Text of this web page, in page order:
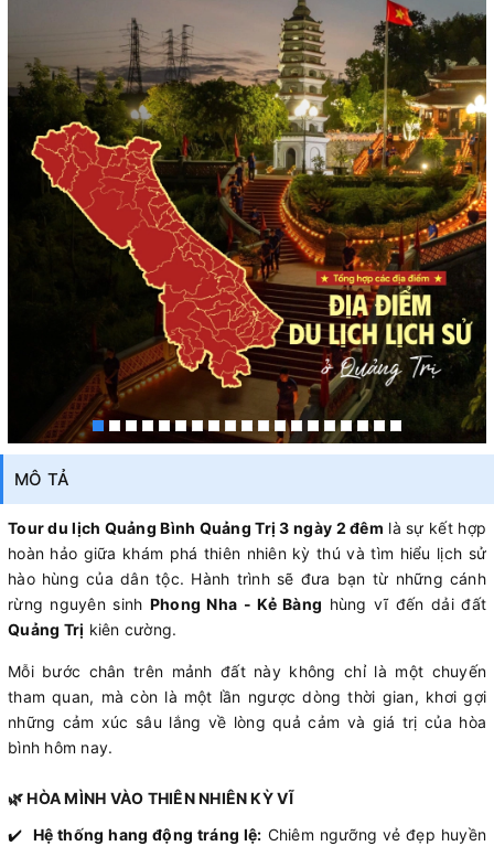
MÔ TẢ
Tour du lịch Quảng Bình Quảng Trị 3 ngày 2 đêm là sự kết hợp
hoàn hảo giữa khám phá thiên nhiên kỳ thú và tìm hiểu lịch sử
hào hùng của dân tộc. Hành trình sẽ đưa bạn từ những cánh
rừng nguyên sinh Phong Nha - Kẻ Bàng hùng vĩ đến dải đất
Quảng Trị kiên cường.
Mỗi bước chân trên mảnh đất này không chỉ là một chuyến
tham quan, mà còn là một lần ngược dòng thời gian, khơi gợi
những cảm xúc sâu lắng về lòng quả cảm và giá trị của hòa
bình hôm nay.
🌿 HÒA MÌNH VÀO THIÊN NHIÊN KỲ VĨ
✔️ Hệ thống hang động tráng lệ: Chiêm ngưỡng vẻ đẹp huyền